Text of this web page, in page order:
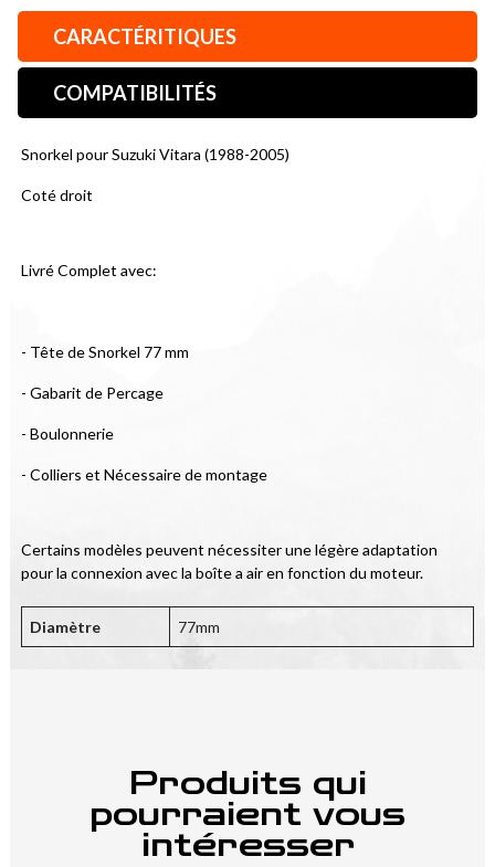
CARACTÉRITIQUES
COMPATIBILITÉS
Snorkel pour Suzuki Vitara (1988-2005)
Coté droit
Livré Complet avec:
- Tête de Snorkel 77 mm
- Gabarit de Percage
- Boulonnerie
- Colliers et Nécessaire de montage
Certains modèles peuvent nécessiter une légère adaptation
pour la connexion avec la boîte a air en fonction du moteur.
Diamètre 77mm
Produits qui
pourraient vous
intéresser